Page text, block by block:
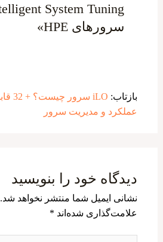
سرورهای HPE»
بازتاب:
عملکرد و مدیریت سرور
دیدگاه‌ خود را بنویسید
نشانی ایمیل شما منتشر نخواهد شد.
علامت‌گذاری شده‌اند *